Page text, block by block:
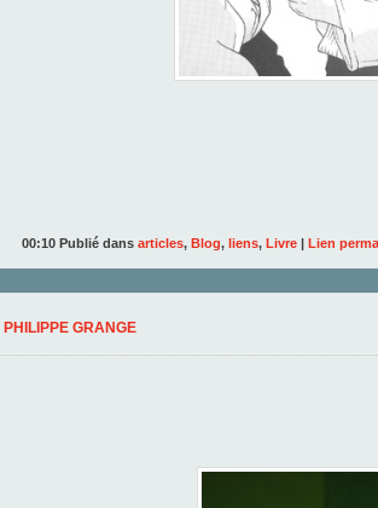
00:10 Publié dans articles, Blog, liens, Livre | Lien
PHILIPPE GRANGE